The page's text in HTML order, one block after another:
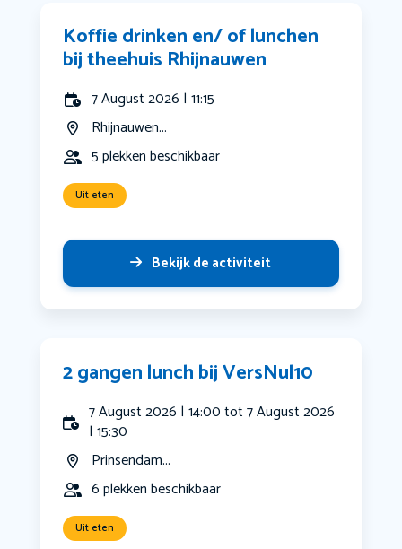
Koffie drinken en/ of lunchen
bij theehuis Rhijnauwen
7 August 2026 | 11:15
Rhijnauwen...
5 plekken beschikbaar
Uit eten
Bekijk de activiteit
2 gangen lunch bij VersNul10
7 August 2026 | 14:00 tot 7 August 2026
| 15:30
Prinsendam...
6 plekken beschikbaar
Uit eten